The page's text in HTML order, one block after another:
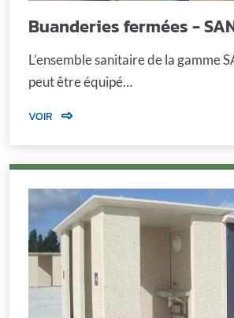
Buanderies fermées -
L’ensemble sanitaire de la gamme
peut être équipé…
VOIR